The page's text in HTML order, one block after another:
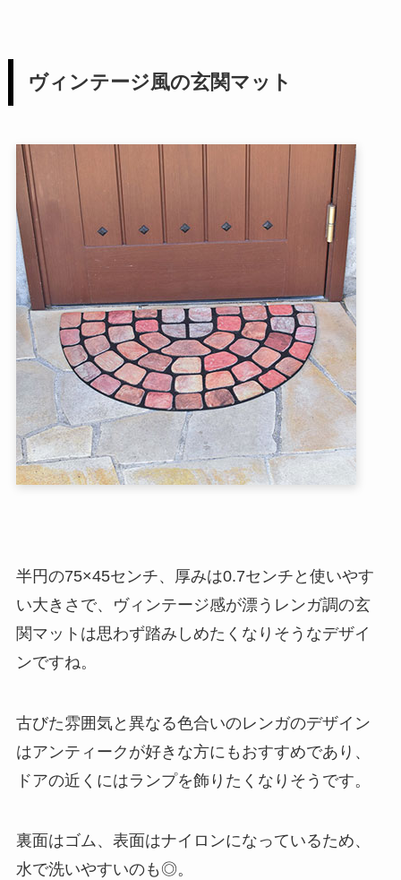
ヴィンテージ風の玄関マット
半円の75×45センチ、厚みは0.7センチと使いやす
い大きさで、ヴィンテージ感が漂うレンガ調の玄
関マットは思わず踏みしめたくなりそうなデザイ
ンですね。
古びた雰囲気と異なる色合いのレンガのデザイン
はアンティークが好きな方にもおすすめであり、
ドアの近くにはランプを飾りたくなりそうです。
裏面はゴム、表面はナイロンになっているため、
水で洗いやすいのも◎。